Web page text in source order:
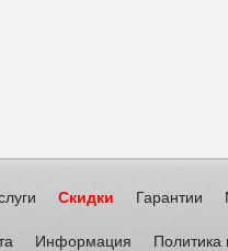
Скидки Гарантии
Информация Политика